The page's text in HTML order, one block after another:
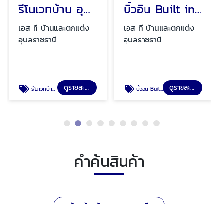
รีโนเวทบ้าน อุบลราชธานี
เอส ที บ้านและตกแต่ง
อุบลราชธานี
รีโนเวทบ้าน อุบลราชธานี ดูรายละเอียด
บิ้วอิน Built in อุบลราชธานี
เอส ที บ้านและตกแต่ง
อุบลราชธานี
บิ้วอิน Built in อุบลราชธานี ดูรายละเอียด
คำค้นสินค้า